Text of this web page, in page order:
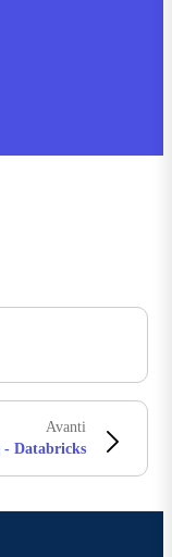
Avanti
Databricks